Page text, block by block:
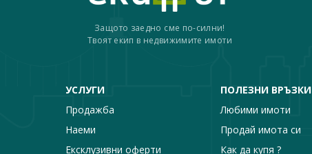
Защото заедно сме по-силни!
Твоят екип в недвижимите имоти
УСЛУГИ
Продажба
Наеми
Ексклузивни оферти
ПОЛЕЗНИ ВРЪЗКИ
Любими имоти
Продай имота си
Как да купя ?